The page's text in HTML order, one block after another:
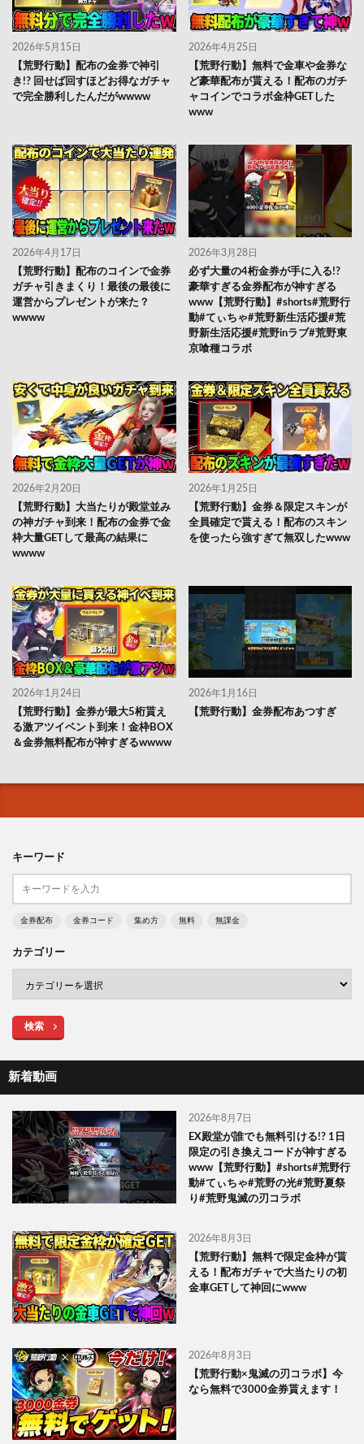
2026年5月15日
【荒野行動】配布の金券で神引
き!? 回せば回すほどお得なガチャ
で完全勝利したんだがwwww
2026年4月25日
【荒野行動】無料で金車や金券な
ど豪華配布が貰える！配布のガチ
ャコインでコラボ金枠GETした
www
2026年4月17日
【荒野行動】配布のコインで金券
ガチャ引きまくり！最後の最後に
運営からプレゼントが来た？
wwww
2026年3月28日
必ず大量の4桁金券が手に入る!?
豪華すぎる金券配布が神すぎる
www【荒野行動】#shorts#荒野行
動#てぃちゃ#荒野新生活応援#荒
野新生活応援#荒野inラブ#荒野東
京喰種コラボ
2026年2月20日
【荒野行動】大当たりが殿堂並み
の神ガチャ到来！配布の金券で金
枠大量GETして最高の結果に
wwww
2026年1月25日
【荒野行動】金券＆限定スキンが
全員確定で貰える！配布のスキン
を使ったら強すぎて無双したwww
2026年1月24日
【荒野行動】金券が最大5桁貰え
る激アツイベント到来！金枠BOX
＆金券無料配布が神すぎるwwww
2026年1月16日
【荒野行動】金券配布あつすぎ
キーワード
金券配布 金券コード 集め方 無料 無課金
カテゴリー
検索
新着動画
2026年8月7日
EX殿堂が誰でも無料引ける!? 1日
限定の引き換えコードが神すぎる
www【荒野行動】#shorts#荒野行
動#てぃちゃ#荒野の光#荒野夏祭
り#荒野鬼滅の刃コラボ
2026年8月3日
【荒野行動】無料で限定金枠が貰
える！配布ガチャで大当たりの初
金車GETして神回にwww
2026年8月3日
【荒野行動×鬼滅の刃コラボ】今
なら無料で3000金券貰えます！